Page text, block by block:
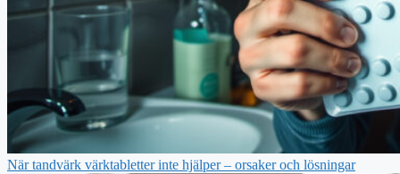
När tandvärk värktabletter inte hjälper – orsaker och lösningar